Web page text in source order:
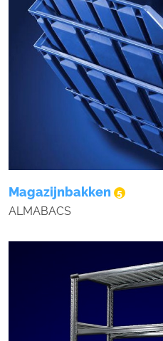
Magazijnbakken 5
ALMABACS